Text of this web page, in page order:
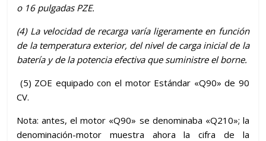
o 16 pulgadas PZE.
(4) La velocidad de recarga varía ligeramente en función
de la temperatura exterior, del nivel de carga inicial de la
batería y de la potencia efectiva que suministre el borne.
(5) ZOE equipado con el motor Estándar «Q90» de 90
CV.
Nota: antes, el motor «Q90» se denominaba «Q210»; la
denominación-motor muestra ahora la cifra de la